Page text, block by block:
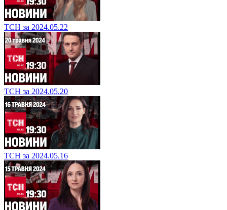
ТСН за 2024.05.22
ТСН за 2024.05.20
ТСН за 2024.05.16